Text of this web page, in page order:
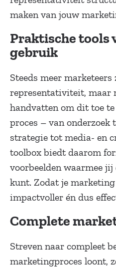
maken van jouw
Praktische tools
gebruik
Steeds meer
representativiteit, maar
handvatten om dit toe
proces – van onderzoek
strategie tot media- en
toolbox biedt daarom
voorbeelden waarmee
kunt. Zodat je
impactvoller én dus
Complete
Streven naar compleet
marketingproces loont,